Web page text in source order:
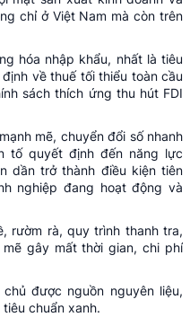
chỉ ở Việt Nam mà còn trên
hóa nhập khẩu, nhất là tiêu
về thuế tối thiểu toàn cầu
sách thích ứng thu hút FDI
mẽ, chuyển đổi số nhanh
tố quyết định đến năng lực
dần trở thành điều kiện tiên
nghiệp đang hoạt động và
rườm rà, quy trình thanh tra,
gây mất thời gian, chi phí
được nguồn nguyên liệu,
chuẩn xanh.